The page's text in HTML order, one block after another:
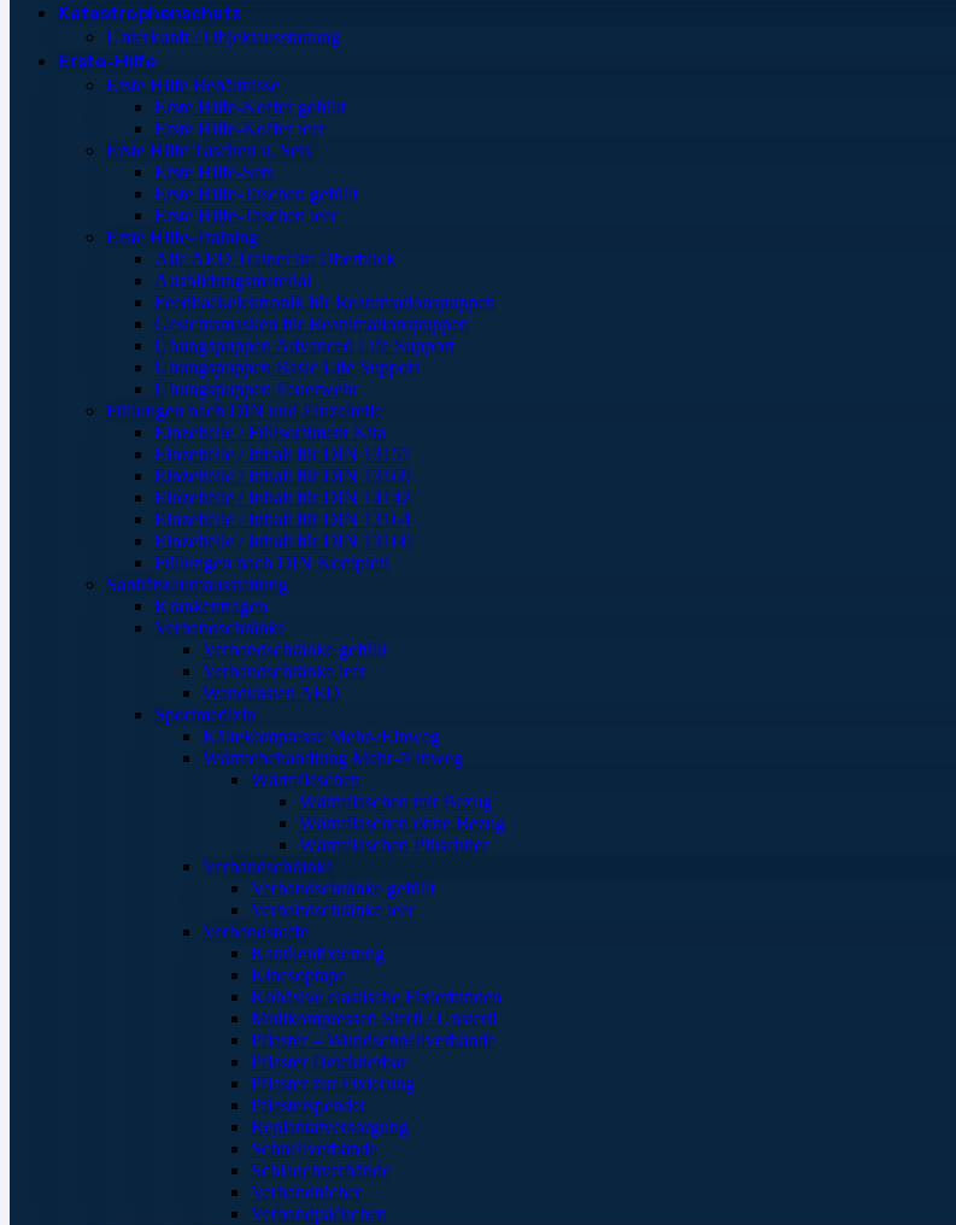
Katastrophenschutz
Unterkunft / Objektausstattung
Erste-Hilfe
Erste Hilfe Behältnisse
Erste Hilfe-Koffer gefüllt
Erste Hilfe-Koffer leer
Erste Hilfe Taschen u. Sets
Erste Hilfe-Sets
Erste Hilfe-Taschen gefüllt
Erste Hilfe-Taschen leer
Erste Hilfe-Training
Alle AED Trainer im Überblick
Ausbildungsmaterial
Feedbackelektronik für Reanimationspuppen
Gesichtsmasken für Reanimationspuppen
Übungspuppen Advanced Life Support
Übungspuppen Basic Life Support
Übungspuppen Feuerwehr
Füllungen nach DIN und Einzelteile
Einzelteile / Füllsortiment Kita
Einzelteile / Inhalt für DIN 13157
Einzelteile / Inhalt für DIN 13169
Einzelteile / Inhalt für DIN 14142
Einzelteile / Inhalt für DIN 13164
Einzelteile / Inhalt für DIN 13160
Füllungen nach DIN Komplett
Sanitätsraumausstattung
Krankentragen
Verbandschränke
Verbandschränke gefüllt
Verbandschränke leer
Wandkästen AED
Sportmedizin
Kältekompresse Mehr-/Einweg
Wärmebehandlung Mehr-/Einweg
Wärmflaschen
Wärmflaschen mit Bezug
Wärmflaschen ohne Bezug
Wärmflaschen Plüschtier
Verbandschränke
Verbandschränke gefüllt
Verbandschränke leer
Verbandstoffe
Kanülenfixierung
Kinesoptape
Kohäsive elastische Fixierbinden
Mullkompressen Steril / Unsteril
Pflaster – Wundschnellverbände
Pflaster Detektierbar
Pflaster zur Fixierung
Pflasterspender
Replantatversorgung
Schnellverbände
Schlauchverbände
Verbandtücher
Verbandpäckchen